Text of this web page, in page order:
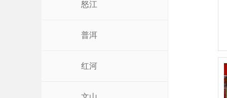
怒江
普洱
红河